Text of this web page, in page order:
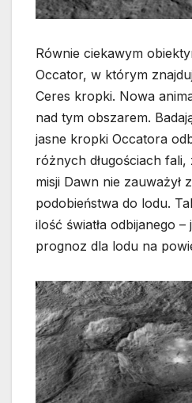
Równie ciekawym
Occator, w którym
Ceres kropki. Nowa
nad tym obszarem.
jasne kropki Occatora
różnych długościach
misji Dawn nie zauważył
podobieństwa do lodu.
ilość światła odbijanego –
prognoz dla lodu na